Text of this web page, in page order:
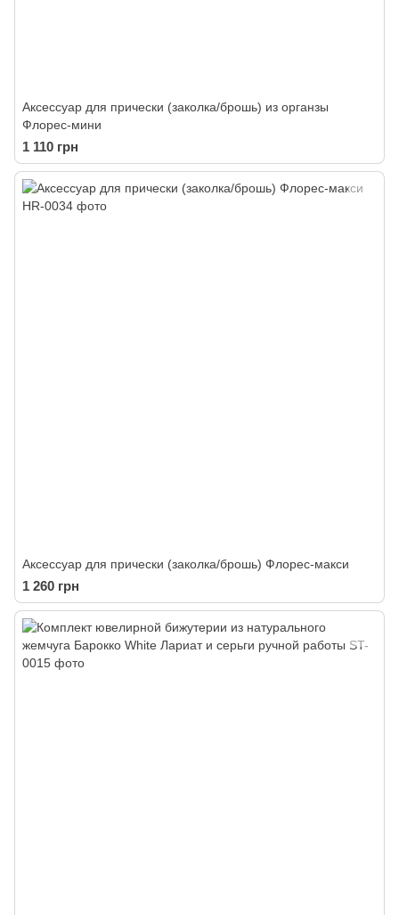
Аксессуар для прически (заколка/брошь) из органзы
Флорес-мини
1 110 грн
Аксессуар для прически (заколка/брошь) Флорес-макси
1 260 грн